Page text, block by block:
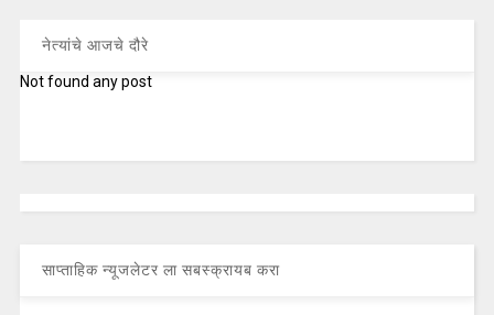
नेत्यांचे आजचे दौरे
Not found any post
साप्ताहिक न्यूजलेटर ला सबस्क्रायब करा